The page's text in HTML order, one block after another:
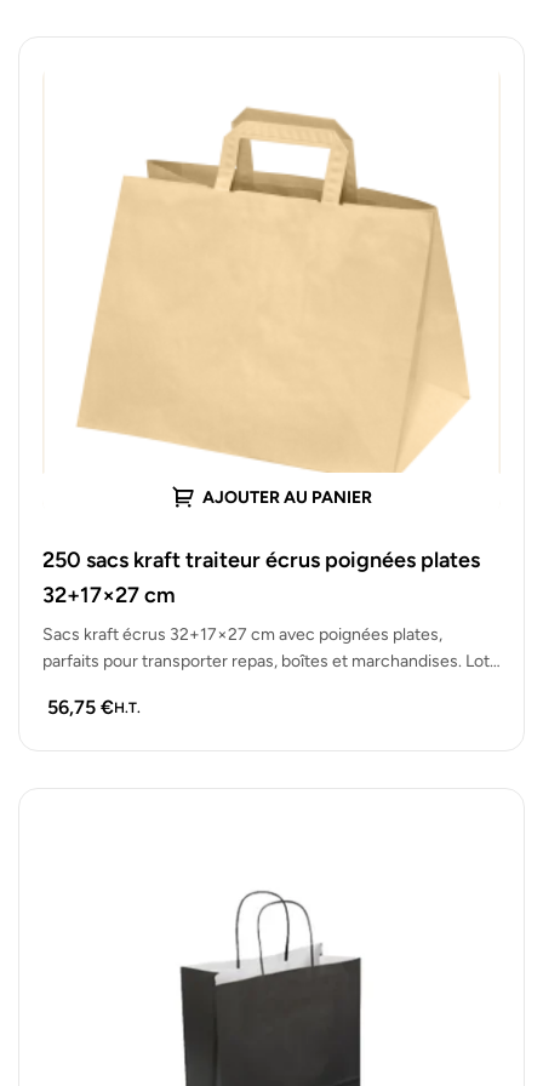
AJOUTER AU PANIER
250 sacs kraft traiteur écrus poignées plates
32+17×27 cm
Sacs kraft écrus 32+17×27 cm avec poignées plates,
parfaits pour transporter repas, boîtes et marchandises. Lot
56,75 €H.T.